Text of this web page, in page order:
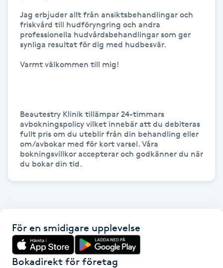
Gelenaglar
Gellack
Gravidyoga
Gruppträning
Gua Sha-massage
Hatha Yoga
Headspa
Jag erbjuder allt från ansiktsbehandlingar och
friskvård till hudföryngring och andra
professionella hudvårdsbehandlingar som ger
synliga resultat för dig med hudbesvär.
Varmt välkommen till mig!
Beautestry Klinik tillämpar 24-timmars
avbokningspolicy vilket innebär att du debiteras
fullt pris om du uteblir från din behandling eller
om/avbokar med för kort varsel. Våra
bokningsvillkor accepterar och godkänner du när
du bokar din tid.
För en smidigare upplevelse
Bokadirekt för företag